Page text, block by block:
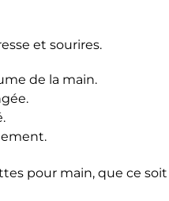
et sourires.
de la main.
pour main, que ce